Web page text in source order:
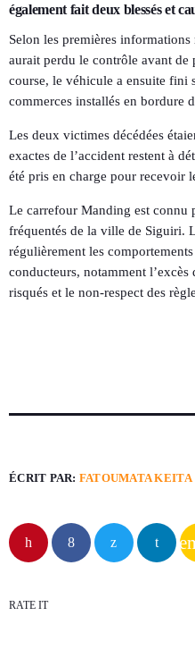
également fait deux blessés et
Selon les premières
aurait perdu le contrôle avant de
course, le véhicule a ensuite fini
commerces installés en bordure
Les deux victimes décédées
exactes de l’accident restent à
été pris en charge pour recevoir
Le carrefour Manding est connu
fréquentés de la ville de Siguiri.
régulièrement les
conducteurs, notamment l’excès
risqués et le non-respect des
ÉCRIT PAR: FATOUMATA KEITA
RATE IT